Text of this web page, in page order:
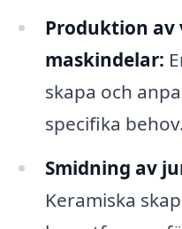
Produktion av
maskindelar:
skapa och
specifika behov.
Smidning av
Keramiska